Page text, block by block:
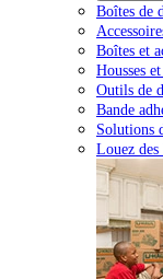
Boîtes de
Boîtes et
Housses et
Outils de
Bande
Solutions
Louez des